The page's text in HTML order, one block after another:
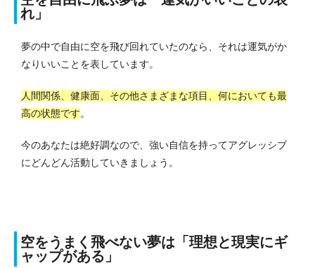
れ」
夢の中で自由に空を飛び回れていたのなら、それは運気がか
なりいいことを表しています。
人間関係、健康面、その他さまざまな項目、何においても最
高の状態です。
今のあなたは絶好調なので、強い自信を持ってアグレッシブ
にどんどん活動していきましょう。
空をうまく飛べない夢は「理想と現実にギ
ャップがある」